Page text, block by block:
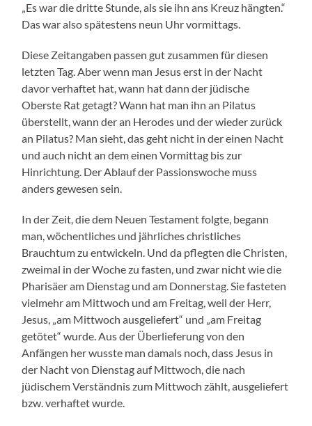
„Es war die dritte Stunde, als sie ihn ans Kreuz hängten.“
Das war also spätestens neun Uhr vormittags.
Diese Zeitangaben passen gut zusammen für diesen
letzten Tag. Aber wenn man Jesus erst in der Nacht
davor verhaftet hat, wann hat dann der jüdische
Oberste Rat getagt? Wann hat man ihn an Pilatus
überstellt, wann der an Herodes und der wieder zurück
an Pilatus? Man sieht, das geht nicht in der einen Nacht
und auch nicht an dem einen Vormittag bis zur
Hinrichtung. Der Ablauf der Passionswoche muss
anders gewesen sein.
In der Zeit, die dem Neuen Testament folgte, begann
man, wöchentliches und jährliches christliches
Brauchtum zu entwickeln. Und da pflegten die Christen,
zweimal in der Woche zu fasten, und zwar nicht wie die
Pharisäer am Dienstag und am Donnerstag. Sie fasteten
vielmehr am Mittwoch und am Freitag, weil der Herr,
Jesus, „am Mittwoch ausgeliefert“ und „am Freitag
getötet“ wurde. Aus der Überlieferung von den
Anfängen her wusste man damals noch, dass Jesus in
der Nacht von Dienstag auf Mittwoch, die nach
jüdischem Verständnis zum Mittwoch zählt, ausgeliefert
bzw. verhaftet wurde.